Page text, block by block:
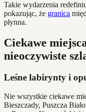
Takie wydarzenia
pokazując, że granica
płynna.
Ciekawe
nieoczywiste
Leśne labirynty i
Nie wszystkie ciekawe
Bieszczady, Puszcza